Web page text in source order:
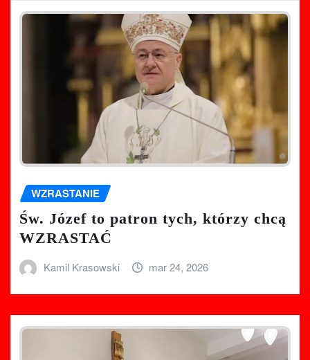
WZRASTANIE
Św. Józef to patron tych, którzy chcą
WZRASTAĆ
Kamil Krasowski mar 24, 2026